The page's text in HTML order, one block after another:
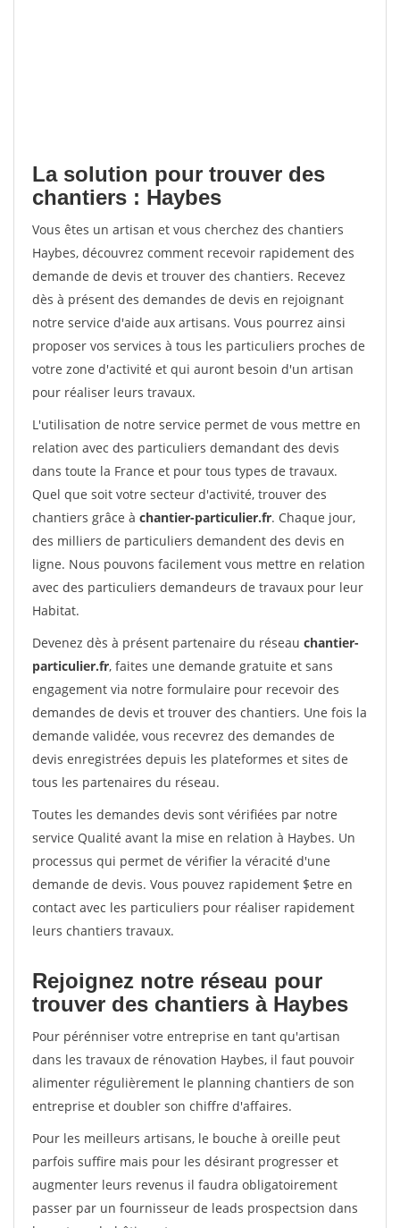
La solution pour trouver des
chantiers : Haybes
Vous êtes un artisan et vous cherchez des chantiers
Haybes, découvrez comment recevoir rapidement des
demande de devis et trouver des chantiers. Recevez
dès à présent des demandes de devis en rejoignant
notre service d'aide aux artisans. Vous pourrez ainsi
proposer vos services à tous les particuliers proches de
votre zone d'activité et qui auront besoin d'un artisan
pour réaliser leurs travaux.
L'utilisation de notre service permet de vous mettre en
relation avec des particuliers demandant des devis
dans toute la France et pour tous types de travaux.
Quel que soit votre secteur d'activité, trouver des
chantiers grâce à chantier-particulier.fr. Chaque jour,
des milliers de particuliers demandent des devis en
ligne. Nous pouvons facilement vous mettre en relation
avec des particuliers demandeurs de travaux pour leur
Habitat.
Devenez dès à présent partenaire du réseau chantier-
particulier.fr, faites une demande gratuite et sans
engagement via notre formulaire pour recevoir des
demandes de devis et trouver des chantiers. Une fois la
demande validée, vous recevrez des demandes de
devis enregistrées depuis les plateformes et sites de
tous les partenaires du réseau.
Toutes les demandes devis sont vérifiées par notre
service Qualité avant la mise en relation à Haybes. Un
processus qui permet de vérifier la véracité d'une
demande de devis. Vous pouvez rapidement $etre en
contact avec les particuliers pour réaliser rapidement
leurs chantiers travaux.
Rejoignez notre réseau pour
trouver des chantiers à Haybes
Pour pérénniser votre entreprise en tant qu'artisan
dans les travaux de rénovation Haybes, il faut pouvoir
alimenter régulièrement le planning chantiers de son
entreprise et doubler son chiffre d'affaires.
Pour les meilleurs artisans, le bouche à oreille peut
parfois suffire mais pour les désirant progresser et
augmenter leurs revenus il faudra obligatoirement
passer par un fournisseur de leads prospectsion dans